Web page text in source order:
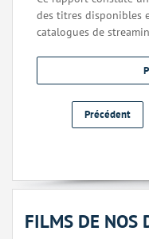
des titres disponibles
catalogues de
Précédent
FILMS DE NOS